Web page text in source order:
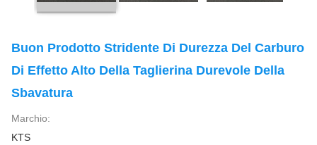
Buon Prodotto Stridente Di Durezza Del Carburo
Di Effetto Alto Della Taglierina Durevole Della
Sbavatura
Marchio:
KTS